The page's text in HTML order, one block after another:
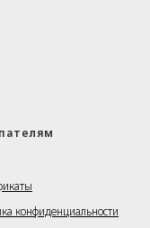
конфиденциальности